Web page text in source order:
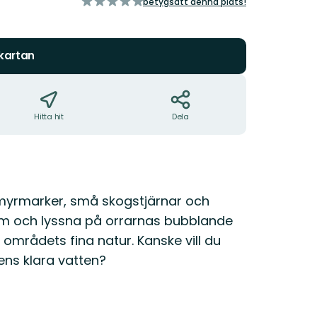
Hitta hit Dela
små skogstjärnar och
och lyssna på orrarnas bubblande
fina natur. Kanske vill du
klara vatten?